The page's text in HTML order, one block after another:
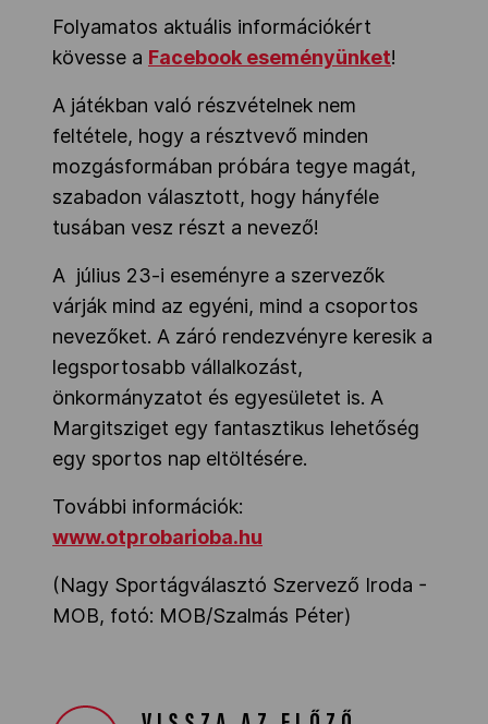
Folyamatos aktuális információkért
kövesse a Facebook eseményünket!
A játékban való részvételnek nem
feltétele, hogy a résztvevő minden
mozgásformában próbára tegye magát,
szabadon választott, hogy hányféle
tusában vesz részt a nevező!
A július 23-i eseményre a szervezők
várják mind az egyéni, mind a csoportos
nevezőket. A záró rendezvényre keresik a
legsportosabb vállalkozást,
önkormányzatot és egyesületet is. A
Margitsziget egy fantasztikus lehetőség
egy sportos nap eltöltésére.
További információk:
www.otprobarioba.hu
(Nagy Sportágválasztó Szervező Iroda -
MOB, fotó: MOB/Szalmás Péter)